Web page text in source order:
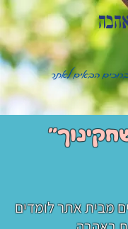
מבית אתר לומדים